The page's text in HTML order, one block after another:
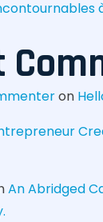
on
An Abridged